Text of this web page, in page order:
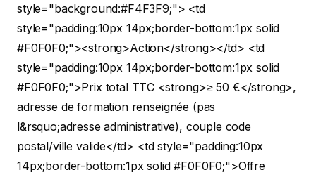
style="background:#F4F3F9;"> <td
style="padding:10px 14px;border-bottom:1px solid
#F0F0F0;"><strong>Action</strong></td> <td
style="padding:10px 14px;border-bottom:1px solid
#F0F0F0;">Prix total TTC <strong>≥ 50 €</strong>,
adresse de formation renseignée (pas
l&rsquo;adresse administrative), couple code
postal/ville valide</td> <td style="padding:10px
14px;border-bottom:1px solid #F0F0F0;">Offre